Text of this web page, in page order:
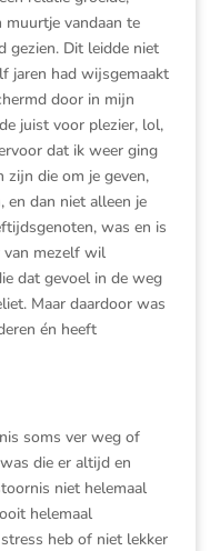
vandaan te
gezien. Dit leidde niet
jaren had wijsgemaakt
door in mijn
juist voor plezier, lol,
dat ik weer ging
zijn die om je geven,
en dan niet alleen je
was en is
van mezelf wil
dat gevoel in de weg
Maar daardoor was
én heeft
soms ver weg of
die er altijd en
niet helemaal
helemaal
heb of niet lekker